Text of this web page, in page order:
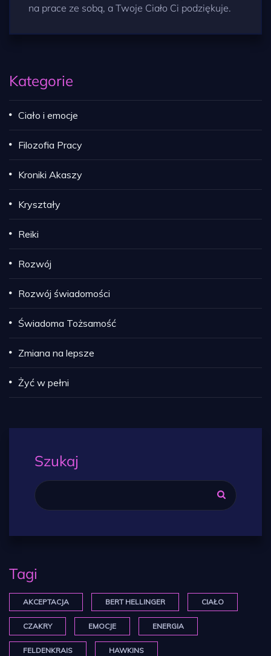
na prace ze sobą, a Twoje Ciało Ci podziękuje.
Kategorie
Ciało i emocje
Filozofia Pracy
Kroniki Akaszy
Kryształy
Reiki
Rozwój
Rozwój świadomości
Świadoma Tożsamość
Zmiana na lepsze
Żyć w pełni
Szukaj
Tagi
AKCEPTACJA BERT HELLINGER CIAŁO
CZAKRY EMOCJE ENERGIA
FELDENKRAIS HAWKINS